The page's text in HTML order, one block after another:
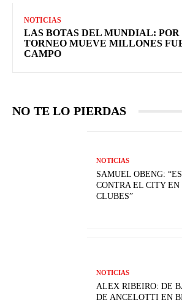
NOTICIAS
LAS BOTAS DEL MUNDIAL: POR
TORNEO MUEVE MILLONES
CAMPO
NO TE LO PIERDAS
NOTICIAS
SAMUEL OBENG:
CONTRA EL CITY
CLUBES”
NOTICIAS
ALEX RIBEIRO: DE
DE ANCELOTTI EN